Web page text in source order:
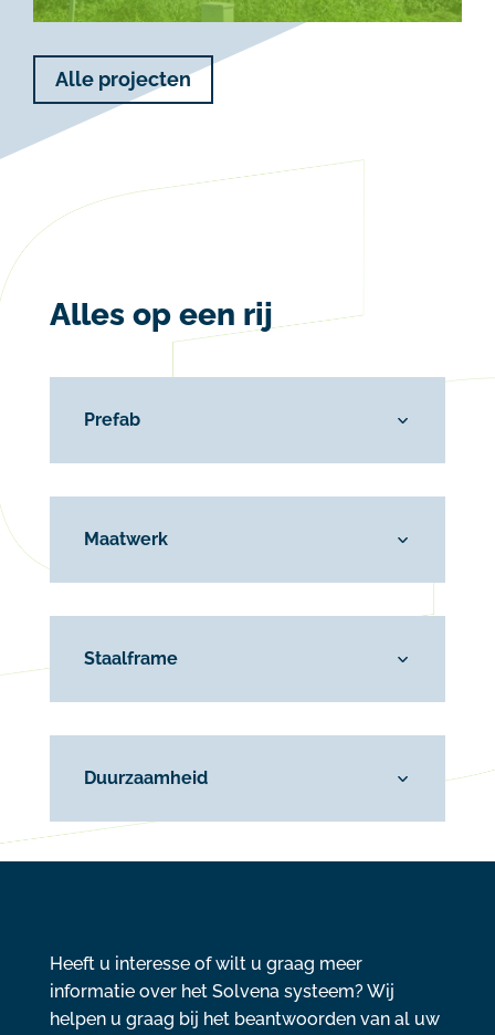
Alle projecten
Alles op een rij
Prefab
Maatwerk
Staalframe
Duurzaamheid
Heeft u interesse of wilt u graag meer
informatie over het Solvena systeem? Wij
helpen u graag bij het beantwoorden van al uw